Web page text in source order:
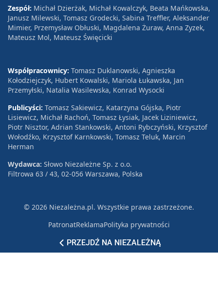
PRZEJDŹ NA NIEZALEŻNĄ
Zespół: Michał Dzierżak, Michał Kowalczyk, Beata Mańkowska,
Janusz Milewski, Tomasz Grodecki, Sabina Treffler, Aleksander
Mimier, Przemysław Obłuski, Magdalena Żuraw, Anna Zyzek,
Mateusz Mol, Mateusz Święcicki
Współpracownicy: Tomasz Duklanowski, Agnieszka
Kołodziejczyk, Hubert Kowalski, Mariola Łukawska, Jan
Przemyłski, Natalia Wasilewska, Konrad Wysocki
Publicyści: Tomasz Sakiewicz, Katarzyna Gójska, Piotr
Lisiewicz, Michał Rachoń, Tomasz Łysiak, Jacek Liziniewicz,
Piotr Nisztor, Adrian Stankowski, Antoni Rybczyński, Krzysztof
Wołodźko, Krzysztof Karnkowski, Tomasz Teluk, Marcin
Herman
Wydawca: Słowo Niezależne Sp. z o.o.
Filtrowa 63 / 43, 02-056 Warszawa, Polska
© 2026 Niezależna.pl. Wszystkie prawa zastrzeżone.
PatronatReklamaPolityka prywatności